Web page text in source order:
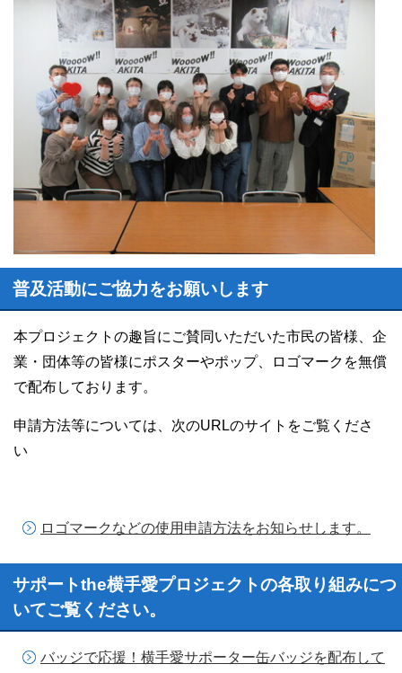
普及活動にご協力をお願いします
本プロジェクトの趣旨にご賛同いただいた市民の皆様、企
業・団体等の皆様にポスターやポップ、ロゴマークを無償
で配布しております。
申請方法等については、次のURLのサイトをご覧くださ
い
ロゴマークなどの使用申請方法をお知らせします。
サポートthe横手愛プロジェクトの各取り組みにつ
いてご覧ください。
バッジで応援！横手愛サポーター缶バッジを配布して